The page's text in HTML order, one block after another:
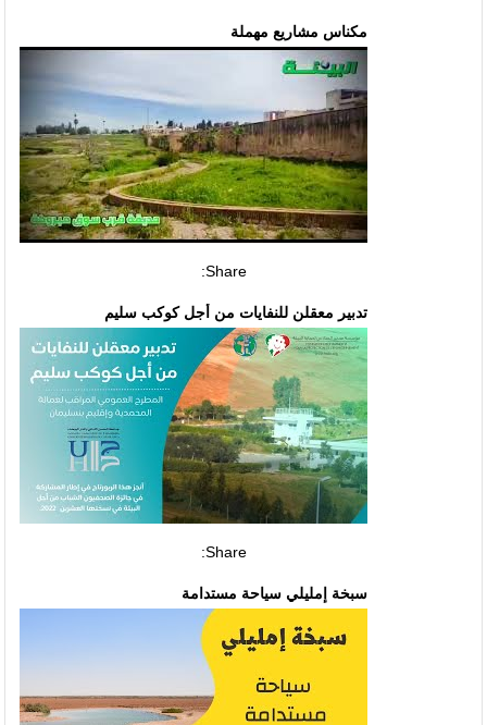
مكناس مشاريع مهملة
Share:
تدبير معقلن للنفايات من أجل كوكب سليم
Share:
سبخة إمليلي سياحة مستدامة